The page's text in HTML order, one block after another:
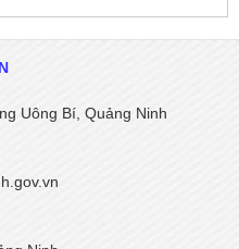
Uông Bí, Quảng Ninh